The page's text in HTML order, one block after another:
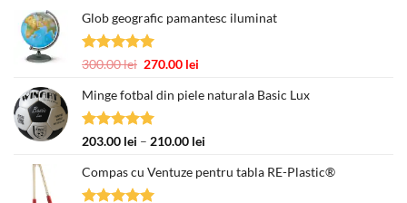
Glob geografic pamantesc iluminat
Evaluat la
300.00lei Prețul
a
fost:
270.00 lei
este:
Minge fotbal din piele naturala Basic Lux
Evaluat la
203.00 lei – 210.00 lei
prețuri:
Compas cu Ventuze pentru tabla RE-Plastic®